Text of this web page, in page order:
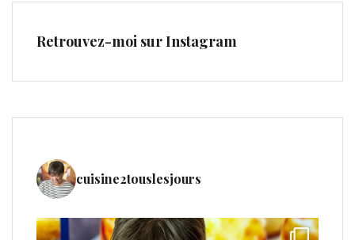
Retrouvez-moi sur Instagram
cuisine2touslesjours